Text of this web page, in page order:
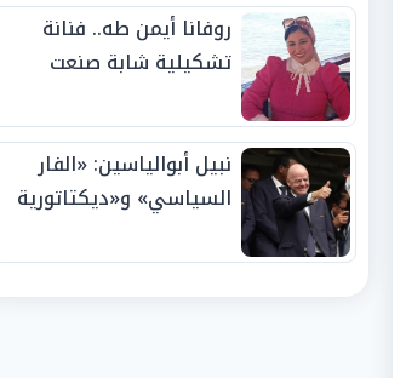
روفانا أيمن طه.. فنانة
تشكيلية شابة صنعت
الجوائز منذ الصغر
نبيل أبوالياسين: «الفار
السياسي» و«ديكتاتورية
الفيفا».. وإقالة